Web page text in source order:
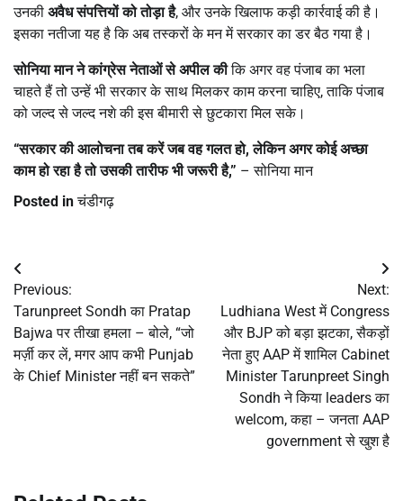
उनकी अवैध संपत्तियों को तोड़ा है, और उनके खिलाफ कड़ी कार्रवाई की है।
इसका नतीजा यह है कि अब तस्करों के मन में सरकार का डर बैठ गया है।
सोनिया मान ने कांग्रेस नेताओं से अपील कीकि अगर वह पंजाब का भला
चाहते हैं तो उन्हें भी सरकार के साथ मिलकर काम करना चाहिए, ताकि पंजाब
को जल्द से जल्द नशे की इस बीमारी से छुटकारा मिल सके।
“सरकार की आलोचना तब करें जब वह गलत हो,लेकिन अगर कोई अच्छा
काम हो रहा है तो उसकी तारीफ भी जरूरी है,” – सोनिया मान
Posted inचंडीगढ़
Post
navigation
Previous:
Tarunpreet Sondh का Pratap
Bajwa पर तीखा हमला – बोले, “जो
मर्ज़ी कर लें, मगर आप कभी Punjab
के Chief Minister नहीं बन सकते”
Next:
Ludhiana West में Congress
और BJP को बड़ा झटका, सैकड़ों
नेता हुए AAP में शामिल Cabinet
Minister Tarunpreet Singh
Sondh ने किया leaders का
welcom, कहा – जनता AAP
government से खुश है